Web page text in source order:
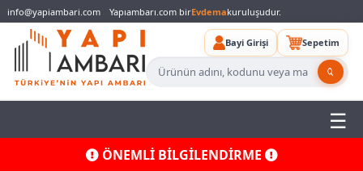
info@yapiambari.com Yapıambarı.com birEvdemakuruluşudur.
Bayi Girişi Sepetim
ÖNEMLİ BİLGİLENDİRME